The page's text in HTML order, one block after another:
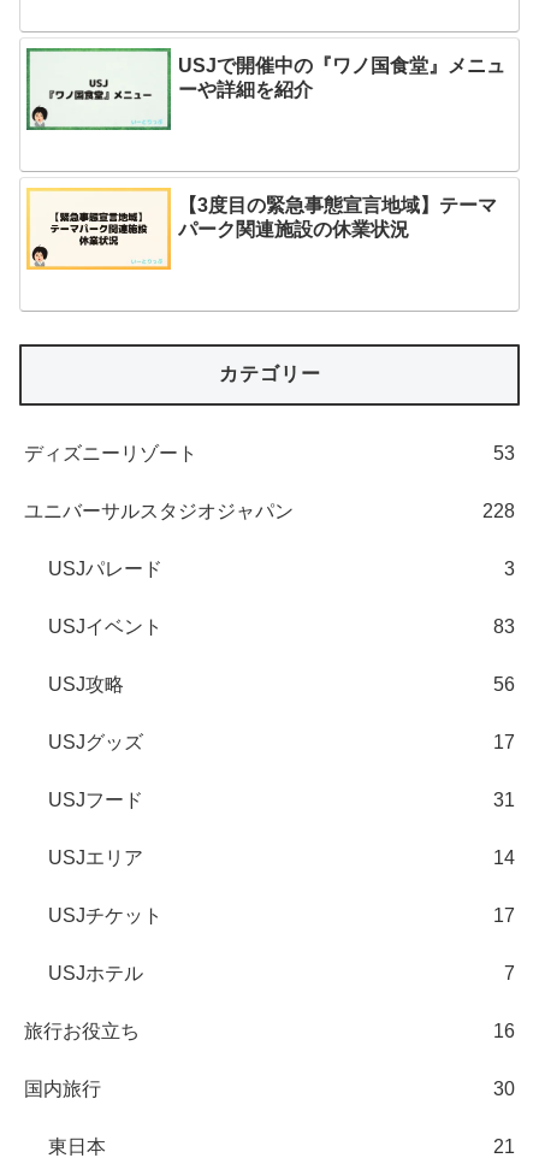
USJで開催中の『ワノ国食堂』メニュ
ーや詳細を紹介
【3度目の緊急事態宣言地域】テーマ
パーク関連施設の休業状況
カテゴリー
ディズニーリゾート 53
ユニバーサルスタジオジャパン 228
USJパレード 3
USJイベント 83
USJ攻略 56
USJグッズ 17
USJフード 31
USJエリア 14
USJチケット 17
USJホテル 7
旅行お役立ち 16
国内旅行 30
東日本 21